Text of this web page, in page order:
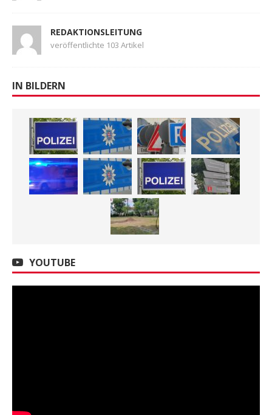
REDAKTIONSLEITUNG
veröffentlichte 103 Artikel
IN BILDERN
YOUTUBE